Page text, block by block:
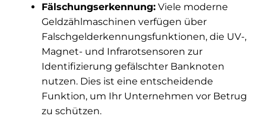
Fälschungserkennung: Viele moderne
Geldzählmaschinen verfügen über
Falschgelderkennungsfunktionen, die UV-,
Magnet- und Infrarotsensoren zur
Identifizierung gefälschter Banknoten
nutzen. Dies ist eine entscheidende
Funktion, um Ihr Unternehmen vor Betrug
zu schützen.